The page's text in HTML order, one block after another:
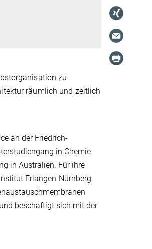
zu
räumlich und zeitlich
an der Friedrich-
in Chemie
in Australien. Für ihre
Erlangen-Nürnberg,
beschäftigt sich mit der